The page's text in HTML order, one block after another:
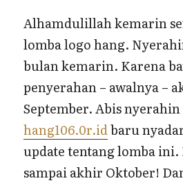
Alhamdulillah kemarin
lomba logo hang.
bulan kemarin. Karena
penyerahan – awalnya –
September. Abis
hang106.0r.idbaru
update tentang lomba
sampai akhir Oktober!